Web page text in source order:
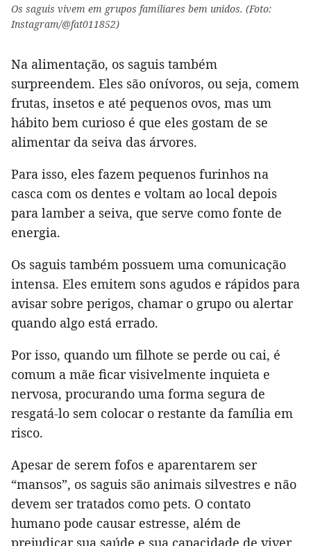
Os saguis vivem em grupos familiares bem unidos. (Foto:
Instagram/@fat011852)
Na alimentação, os saguis também
surpreendem. Eles são onívoros, ou seja, comem
frutas, insetos e até pequenos ovos, mas um
hábito bem curioso é que eles gostam de se
alimentar da seiva das árvores.
Para isso, eles fazem pequenos furinhos na
casca com os dentes e voltam ao local depois
para lamber a seiva, que serve como fonte de
energia.
Os saguis também possuem uma comunicação
intensa. Eles emitem sons agudos e rápidos para
avisar sobre perigos, chamar o grupo ou alertar
quando algo está errado.
Por isso, quando um filhote se perde ou cai, é
comum a mãe ficar visivelmente inquieta e
nervosa, procurando uma forma segura de
resgatá-lo sem colocar o restante da família em
risco.
Apesar de serem fofos e aparentarem ser
“mansos”, os saguis são animais silvestres e não
devem ser tratados como pets. O contato
humano pode causar estresse, além de
prejudicar sua saúde e sua capacidade de viver